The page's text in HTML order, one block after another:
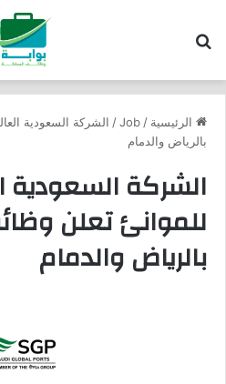
الرئيسية /
Job
/ الشركة السعودية
بالرياض والدمام
الشركة السعودية
للموانئ تعلن
بالرياض والدمام